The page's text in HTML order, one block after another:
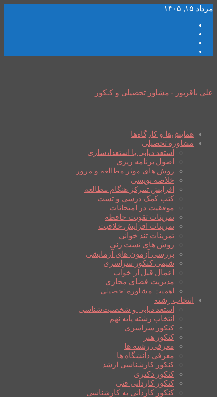
مرداد ۱۵, ۱۴۰۵
علی باقرپور - مشاور تحصیلی و کنکور
همایش‌ها و کارگاه‌ها
مشاوره تحصیلی
استعدادیابی یا استعدادسازی
اصول برنامه ریزی
روش های موثر مطالعه و مرور
خلاصه نویسی
افزایش تمرکز هنگام مطالعه
کتب کمک درسی و تست
موفقیت در امتحانات
تمرینات تقویت حافظه
تمرینات افزایش خلاقیت
تمرینات تند خوانی
روش های تست زنی
بررسی آزمون های آزمایشی
شیمی کنکور سراسری
اعمال قبل از خواب
مدیریت فضای مجازی
اهمیت مشاوره تحصیلی
انتخاب رشته
استعدادیابی و شخصیت‌شناسی
انتخاب رشته پایه نهم
کنکور سراسری
کنکور هنر
معرفی رشته ها
معرفی دانشگاه ها
کنکور کارشناسی ارشد
کنکور دکتری
کنکور کاردانی فنی
کنکور کاردانی به کارشناسی